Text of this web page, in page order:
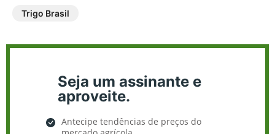
Trigo Brasil
Seja um assinante e
aproveite.
Antecipe tendências de preços do